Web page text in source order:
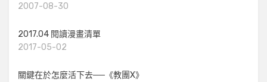
2007-08-30
2017.04 閱讀漫畫清單
2017-05-02
關鍵在於怎麼活下去──《教團X》